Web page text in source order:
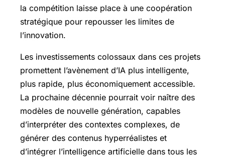
la compétition laisse place à une coopération
stratégique pour repousser les limites de
l’innovation.
Les investissements colossaux dans ces projets
promettent l’avènement d’IA plus intelligente,
plus rapide, plus économiquement accessible.
La prochaine décennie pourrait voir naître des
modèles de nouvelle génération, capables
d’interpréter des contextes complexes, de
générer des contenus hyperréalistes et
d’intégrer l’intelligence artificielle dans tous les